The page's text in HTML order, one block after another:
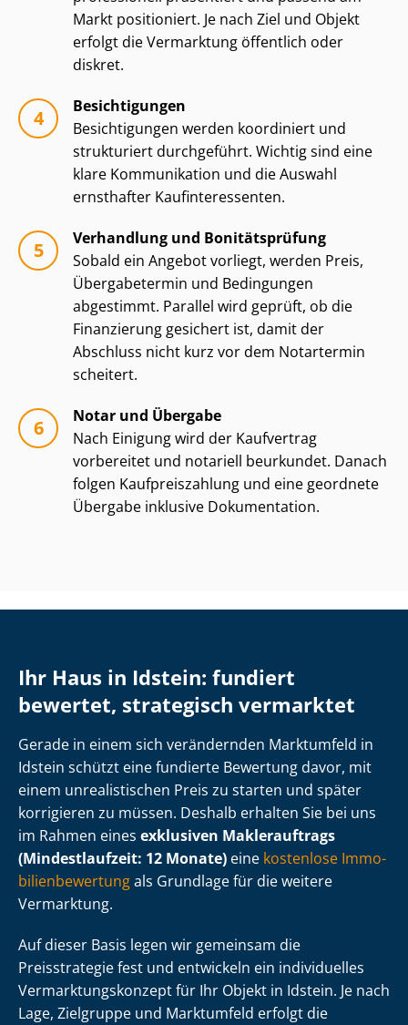
Markt positioniert. Je nach Ziel und Objekt
erfolgt die Vermarktung öffentlich oder
diskret.
Besichtigungen
Besichtigungen werden koordiniert und
strukturiert durchgeführt. Wichtig sind eine
klare Kommunikation und die Auswahl
ernsthafter Kauf­in­ter­es­sen­ten.
Verhandlung und Bonitätsprüfung
Sobald ein Angebot vorliegt, werden Preis,
Übergabetermin und Bedingungen
abgestimmt. Parallel wird geprüft, ob die
Finanzierung gesichert ist, damit der
Abschluss nicht kurz vor dem Notartermin
scheitert.
Notar und Übergabe
Nach Einigung wird der Kaufvertrag
vorbereitet und notariell beurkundet. Danach
folgen Kauf­preis­zah­lung und eine geordnete
Übergabe inklusive Dokumentation.
Ihr Haus in Idstein: fundiert
bewertet, strategisch vermarktet
Gerade in einem sich verändernden Marktumfeld in
Idstein schützt eine fundierte Bewertung davor, mit
einem unrealistischen Preis zu starten und später
korrigieren zu müssen. Deshalb erhalten Sie bei uns
im Rahmen eines exklusiven Maklerauftrags
(Mindestlaufzeit: 12 Monate) eine kostenlose Im­mo­
bi­li­en­be­wer­tungals Grundlage für die weitere
Vermarktung.
Auf dieser Basis legen wir gemeinsam die
Preisstrategie fest und entwickeln ein individuelles
Ver­mark­tungs­kon­zept für Ihr Objekt in Idstein. Je nach
Lage, Zielgruppe und Marktumfeld erfolgt die